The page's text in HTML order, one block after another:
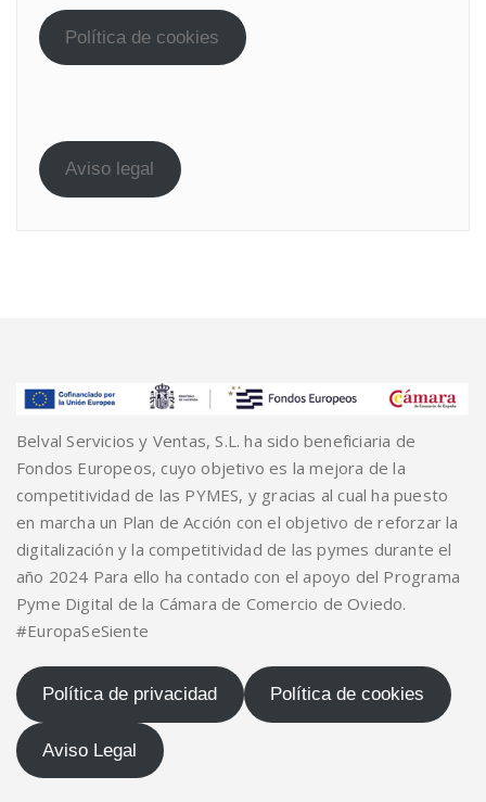
Política de cookies
Aviso legal
Belval Servicios y Ventas, S.L. ha sido beneficiaria de
Fondos Europeos, cuyo objetivo es la mejora de la
competitividad de las PYMES, y gracias al cual ha puesto
en marcha un Plan de Acción con el objetivo de reforzar la
digitalización y la competitividad de las pymes durante el
año 2024 Para ello ha contado con el apoyo del Programa
Pyme Digital de la Cámara de Comercio de Oviedo.
#EuropaSeSiente
Política de privacidad Política de cookies
Aviso Legal